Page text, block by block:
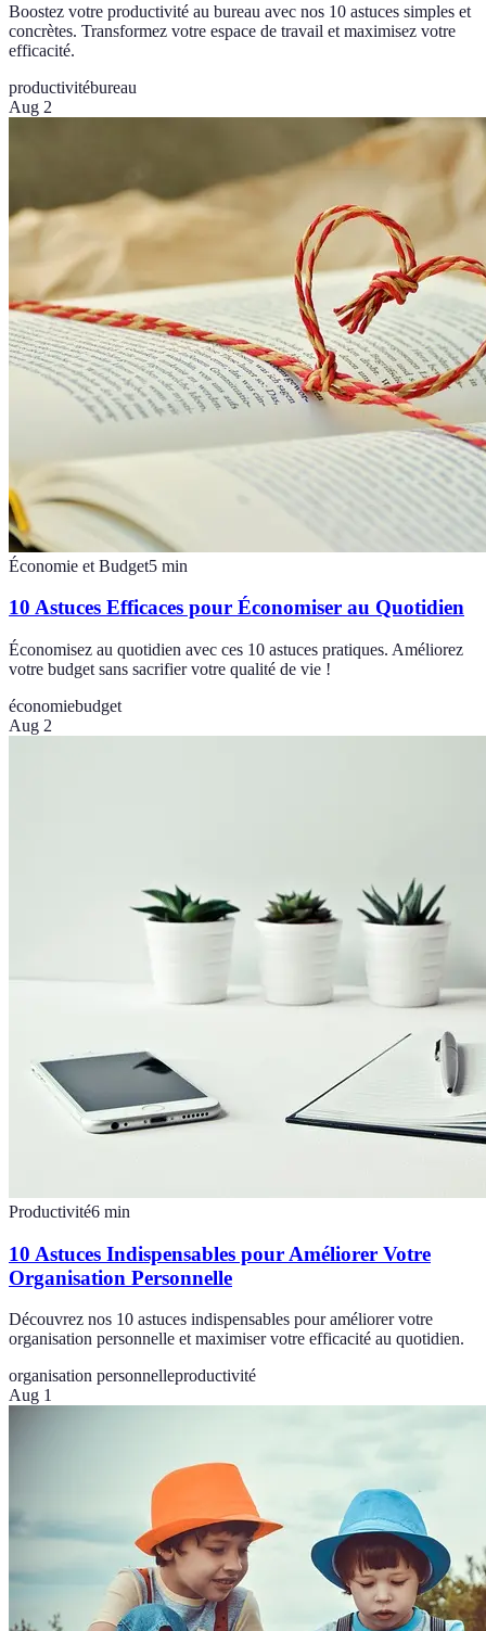
Boostez votre productivité au bureau avec nos 10 astuces simples et
concrètes. Transformez votre espace de travail et maximisez votre
efficacité.
productivitébureau
Aug 2
Économie et Budget5 min
10 Astuces Efficaces pour Économiser au Quotidien
Économisez au quotidien avec ces 10 astuces pratiques. Améliorez
votre budget sans sacrifier votre qualité de vie !
économiebudget
Aug 2
Productivité6 min
10 Astuces Indispensables pour Améliorer Votre
Organisation Personnelle
Découvrez nos 10 astuces indispensables pour améliorer votre
organisation personnelle et maximiser votre efficacité au quotidien.
organisation personnelleproductivité
Aug 1